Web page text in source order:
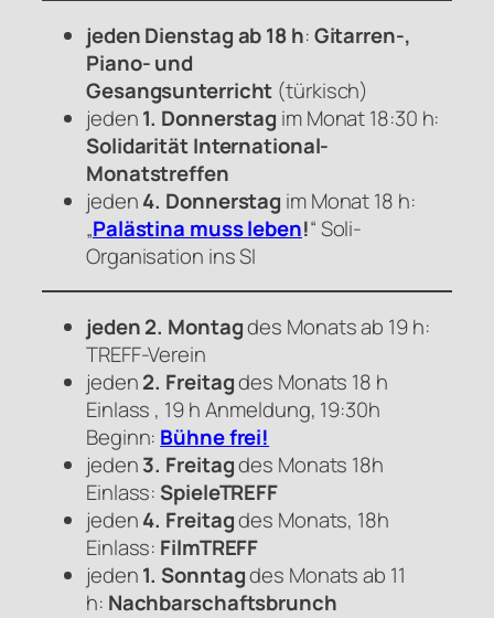
jeden Dienstag ab 18 h:Gitarren-,
Piano- und
Gesangsunterricht (türkisch)
jeden1. Donnerstag im Monat 18:30 h:
Solidarität International-
Monatstreffen
jeden4. Donnerstag im Monat 18 h:
„Palästina muss leben!“ Soli-
Organisation ins SI
jeden 2. Montagdes Monats ab 19 h:
TREFF-Verein
jeden2. Freitagdes Monats 18 h
Einlass , 19 h Anmeldung, 19:30h
Beginn: Bühne frei!
jeden3. Freitagdes Monats 18h
Einlass:SpieleTREFF
jeden4. Freitagdes Monats, 18h
Einlass: FilmTREFF
jeden1. Sonntagdes Monats ab 11
h: Nachbarschaftsbrunch